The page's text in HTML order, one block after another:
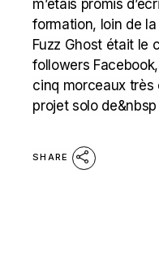
m’étais promis
formation, loin de
Fuzz Ghost était le
followers
cinq morceaux très
projet solo de&nbsp
SHARE